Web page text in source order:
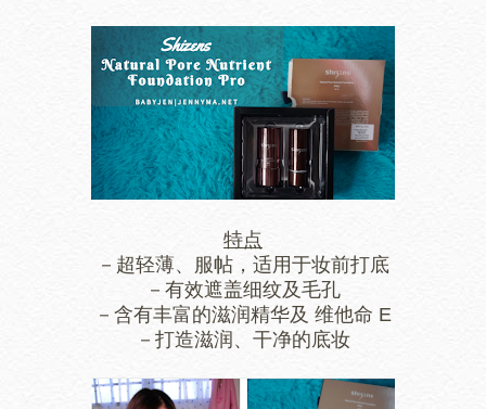
特点
－超轻薄、服帖，适用于妆前打底
－有效遮盖细纹及毛孔
－含有丰富的滋润精华及 维他命 E
－打造滋润、干净的底妆